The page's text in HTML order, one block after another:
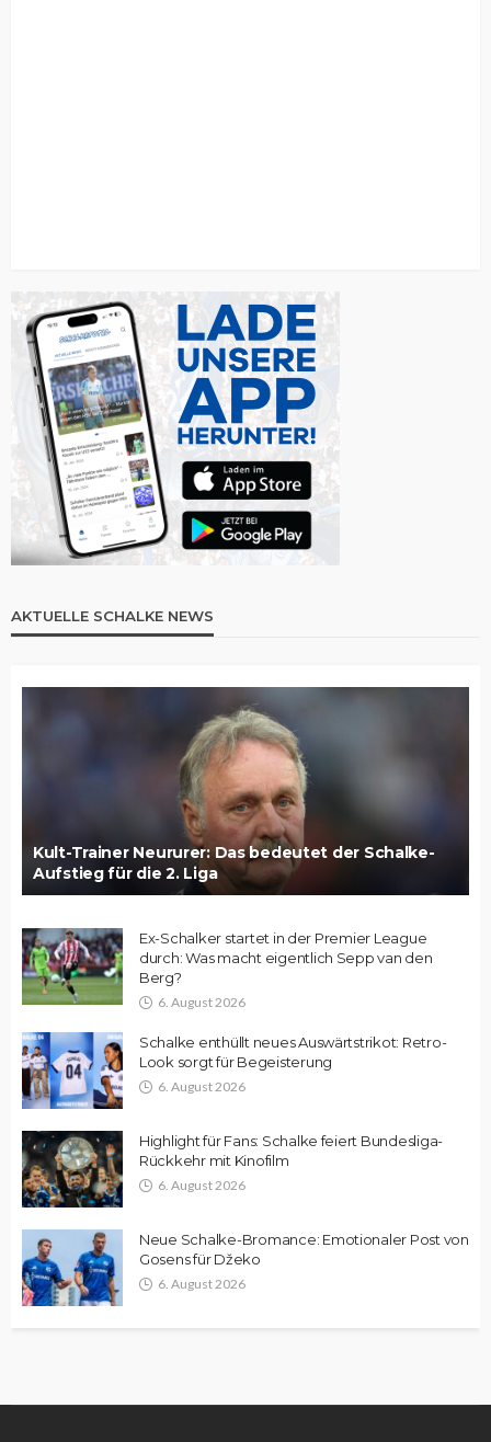
AKTUELLE SCHALKE NEWS
Kult-Trainer Neururer: Das bedeutet der Schalke-
Aufstieg für die 2. Liga
Ex-Schalker startet in der Premier League
durch: Was macht eigentlich Sepp van den
Berg?
6. August 2026
Schalke enthüllt neues Auswärtstrikot: Retro-
Look sorgt für Begeisterung
6. August 2026
Highlight für Fans: Schalke feiert Bundesliga-
Rückkehr mit Kinofilm
6. August 2026
Neue Schalke-Bromance: Emotionaler Post von
Gosens für Džeko
6. August 2026